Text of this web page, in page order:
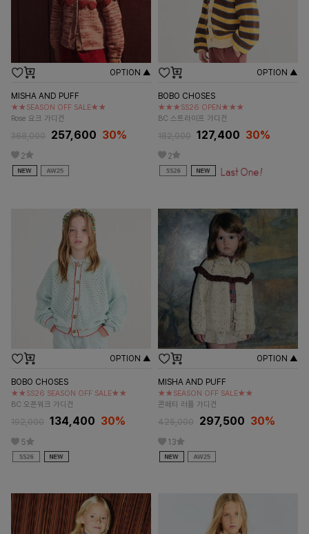
OPTION ▲
MISHA AND PUFF
★★SEASON OFF SALE★★
Rose 요크 가디건
368,000 257,600 30%
2
OPTION ▲
BOBO CHOSES
★★★SS26 OPEN★★★
BC 스트라이프 가디건
182,000 127,400 30%
2
OPTION ▲
BOBO CHOSES
★★SS26 SEASON OFF SALE★★
BC 오픈워크 가디건
192,000 134,400 30%
5
OPTION ▲
MISHA AND PUFF
★★SEASON OFF SALE★★
콘페티 러플 가디건
425,000 297,500 30%
13